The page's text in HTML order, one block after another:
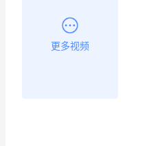
更多视频